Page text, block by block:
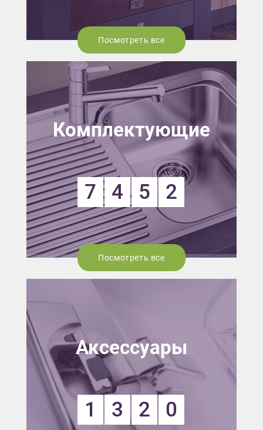
Посмотреть все
Комплектующие
7 4 5 2
Посмотреть все
Аксессуары
1 3 2 0